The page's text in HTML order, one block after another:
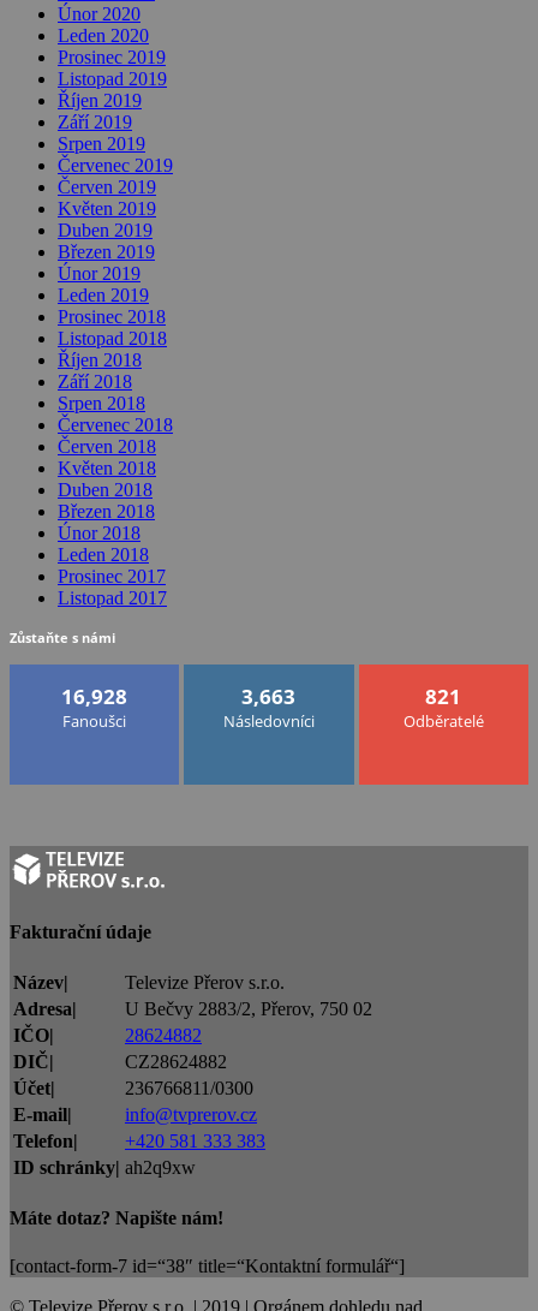
Únor 2020
Leden 2020
Prosinec 2019
Listopad 2019
Říjen 2019
Září 2019
Srpen 2019
Červenec 2019
Červen 2019
Květen 2019
Duben 2019
Březen 2019
Únor 2019
Leden 2019
Prosinec 2018
Listopad 2018
Říjen 2018
Září 2018
Srpen 2018
Červenec 2018
Červen 2018
Květen 2018
Duben 2018
Březen 2018
Únor 2018
Leden 2018
Prosinec 2017
Listopad 2017
Zůstaňte s námi
16,928
Fanoušci
3,663
Následovníci
821
Odběratelé
Fakturační údaje
Název|
Televize Přerov s.r.o.
Adresa|
U Bečvy 2883/2, Přerov, 750 02
IČO|
28624882
DIČ|
CZ28624882
Účet|
236766811/0300
E-mail|
info@tvprerov.cz
Telefon|
+420 581 333 383
ID schránky| ah2q9xw
Máte dotaz? Napište nám!
[contact-form-7 id=“38″ title=“Kontaktní formulář“]
© Televize Přerov s.r.o. | 2019 | Orgánem dohledu nad